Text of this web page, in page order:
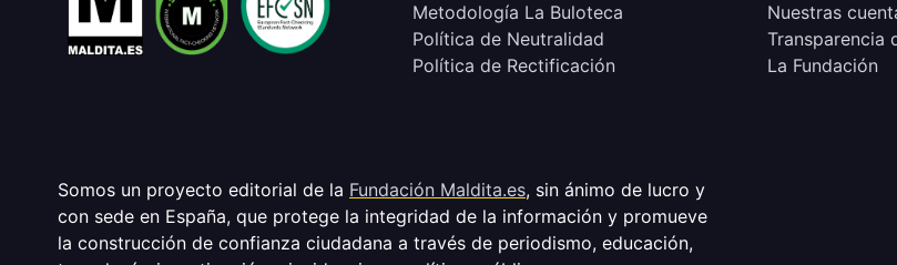
Metodología La Buloteca
Política de Neutralidad
Política de Rectificación
Nuestras
Transparencia
La Fundación
Somos un proyecto editorial de la Fundación Maldita.es, sin ánimo de lucro y
con sede en España, que protege la integridad de la información y promueve
la construcción de confianza ciudadana a través de periodismo, educación,